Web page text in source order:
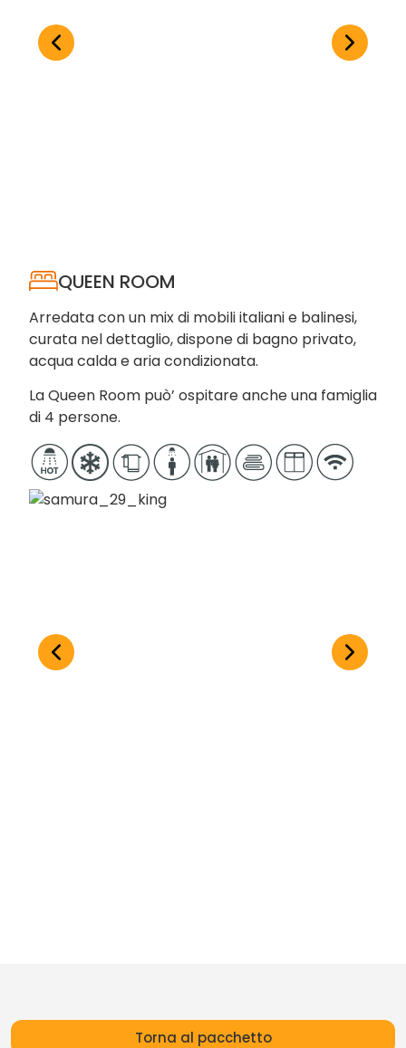
QUEEN ROOM
Arredata con un mix di mobili italiani e balinesi,
curata nel dettaglio, dispone di bagno privato,
acqua calda e aria condizionata.
La Queen Room può’ ospitare anche una famiglia
di 4 persone.
Torna al pacchetto